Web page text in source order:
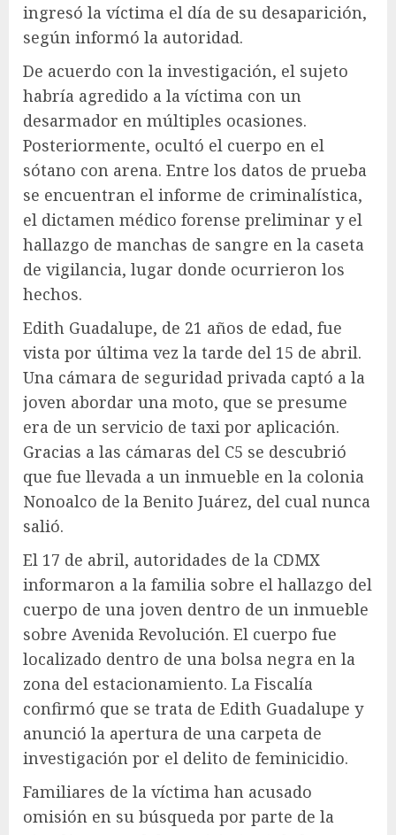
ingresó la víctima el día de su desaparición,
según informó la autoridad.
De acuerdo con la investigación, el sujeto
habría agredido a la víctima con un
desarmador en múltiples ocasiones.
Posteriormente, ocultó el cuerpo en el
sótano con arena. Entre los datos de prueba
se encuentran el informe de criminalística,
el dictamen médico forense preliminar y el
hallazgo de manchas de sangre en la caseta
de vigilancia, lugar donde ocurrieron los
hechos.
Edith Guadalupe, de 21 años de edad, fue
vista por última vez la tarde del 15 de abril.
Una cámara de seguridad privada captó a la
joven abordar una moto, que se presume
era de un servicio de taxi por aplicación.
Gracias a las cámaras del C5 se descubrió
que fue llevada a un inmueble en la colonia
Nonoalco de la Benito Juárez, del cual nunca
salió.
El 17 de abril, autoridades de la CDMX
informaron a la familia sobre el hallazgo del
cuerpo de una joven dentro de un inmueble
sobre Avenida Revolución. El cuerpo fue
localizado dentro de una bolsa negra en la
zona del estacionamiento. La Fiscalía
confirmó que se trata de Edith Guadalupe y
anunció la apertura de una carpeta de
investigación por el delito de feminicidio.
Familiares de la víctima han acusado
omisión en su búsqueda por parte de la